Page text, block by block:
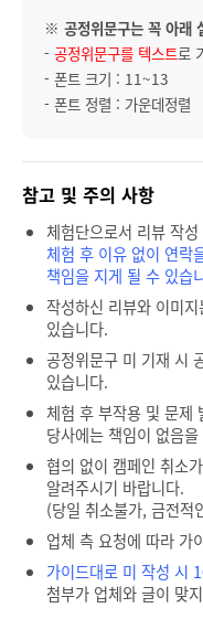
※ 공정위문구는 꼭 아래
- 공정위문구를 텍스트로
- 폰트 크기 : 11~13
- 폰트 정렬 : 가운데정렬
참고 및 주의 사항
체험단으로서 리뷰 작
체험 후 이유 없이 연락
책임을 지게 될 수 있습
작성하신 리뷰와 이미
있습니다.
공정위문구 미 기재 시
있습니다.
체험 후 부작용 및 문제
당사에는 책임이 없음
협의 없이 캠페인 취소
알려주시기 바랍니다.
(당일 취소불가, 금전적
업체 측 요청에 따라 가
가이드대로 미 작성 시
첨부가 업체와 글이 맞